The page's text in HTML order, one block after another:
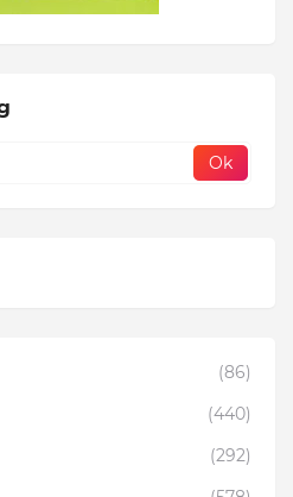
(86)
(440)
(292)